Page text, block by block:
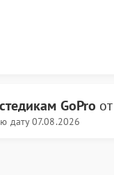
стедикам GoPro от
дату 07.08.2026